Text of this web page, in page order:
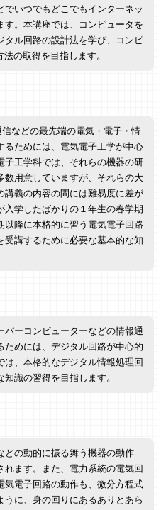
いつでもどこでもインターネッ
す。本講座では、コンピュータを
タル回路の設計法を学び、コンピ
の取得を目指します。
などの最先端の電気・電子・情
るためには、電気電子工学が中心
子工学科では、それらの機器の研
数用意していますが、それらの大
講義の内容の間には難易度に差が
学したばかりの１年生の春学期
以降に本格的に習う電気電子回路
講するために必要な基本的な知
パーコンピューターなどの情報通
めには、デジタル回路が中心的
、本格的なデジタル情報処理回
識の習得を目指します。
どの動的に振る舞う機器の動作
ます。また、電力系統の電気回
気電子回路の動作も、微分方程式
に、身の回りにあるありとあら